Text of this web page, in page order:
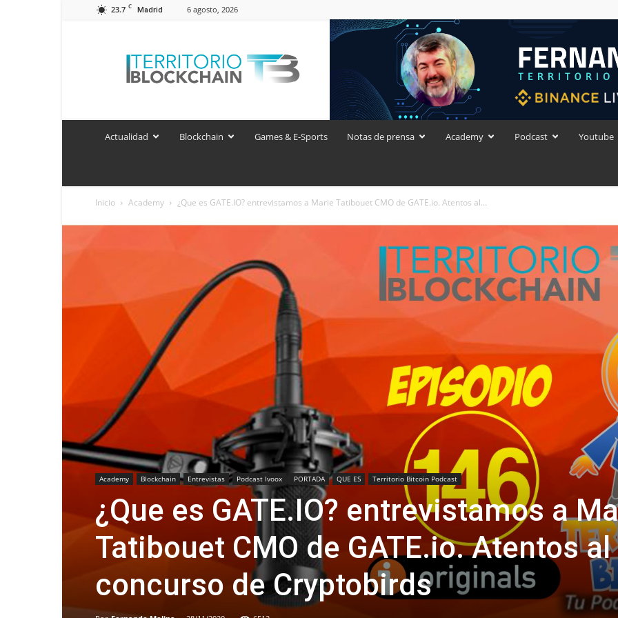
23.7 C Madrid 6 agosto, 2026
Blockchain
Actualidad Blockchain Games & E-Sports Notas de prensa Academy Podcast Youtube
Inicio Academy ¿Que es GATE.IO? entrevistamos a Marie Tatibouet CMO de GATE.io. Atentos al...
Academy Blockchain Entrevistas Podcast Ivoox PORTADA QUE ES Territorio Bitcoin Podcast
¿Que es GATE.IO? entrevistamos a
Tatibouet CMO de GATE.io. Atentos al
concurso de Cryptobirds